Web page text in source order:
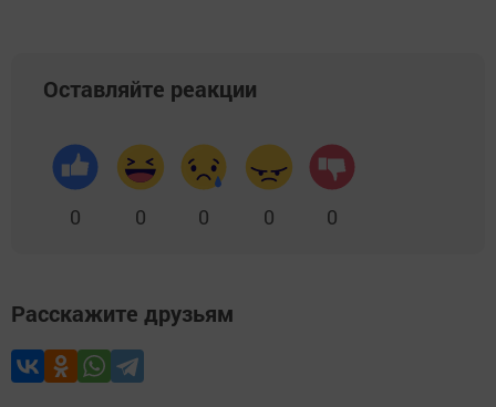
Оставляйте реакции
0 0 0 0 0
Расскажите друзьям